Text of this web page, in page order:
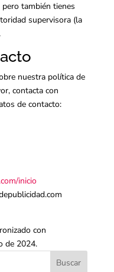
también tienes
supervisora (la
nuestra política de
contacta con
de contacto:
inicio
con
de 2024.
Buscar